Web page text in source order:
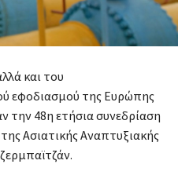
και του
εφοδιασμού της Ευρώπης
την 48η ετήσια συνεδρίαση
Ασιατικής Αναπτυξιακής